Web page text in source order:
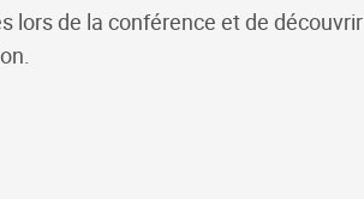
lors de la conférence et de découvrir